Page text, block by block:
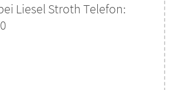
Liesel Stroth Telefon: